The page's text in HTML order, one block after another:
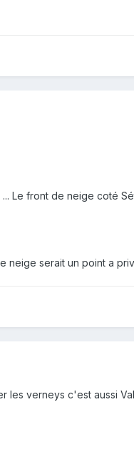
Le front de neige coté
neige serait un point a
les verneys c'est aussi